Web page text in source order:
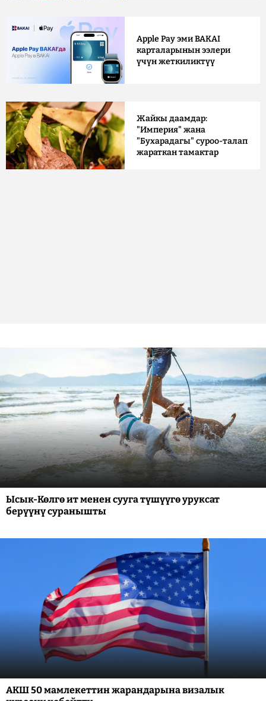
Apple Pay эми BAKAI
карталарынын ээлери
үчүн жеткиликтүү
Жайкы даамдар:
"Империя" жана
"Бухарадагы" суроо-талап
жараткан тамактар
Ысык-Көлгө ит менен сууга түшүүгө уруксат
берүүнү суранышты
АКШ 50 мамлекеттин жарандарына визалык